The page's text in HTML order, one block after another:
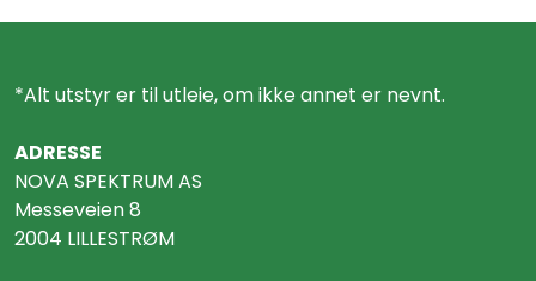
*Alt utstyr er til utleie, om ikke annet er nevnt.
ADRESSE
NOVA SPEKTRUM AS
Messeveien 8
2004 LILLESTRØM